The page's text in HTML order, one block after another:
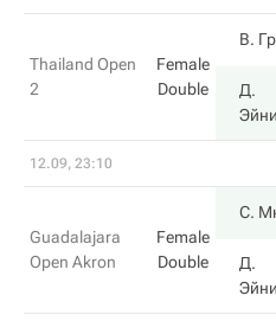
Thailand Open
2
Female
Double
В.
Д.
Эйни
12.09, 23:10
Guadalajara
Open Akron
Female
Double
С.
Д.
Эйни